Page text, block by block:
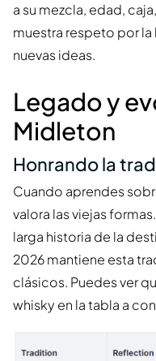
a su mezcla, edad,
muestra respeto por
nuevas ideas.
Legado y
Midleton
Honrando la
Cuando aprendes
valora las viejas
larga historia de la
2026 mantiene esta
clásicos. Puedes ver
whisky en la tabla a